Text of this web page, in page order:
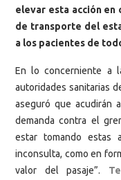
elevar esta acción en
de transporte del
a los pacientes de
En lo concerniente a
autoridades sanitarias
aseguró que acudirán
demanda contra el
estar tomando estas
inconsulta, como en
valor del pasaje”.